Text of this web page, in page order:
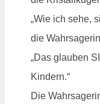
„Wie ich sehe,
die
„Das glauben
Kindern.“
Die